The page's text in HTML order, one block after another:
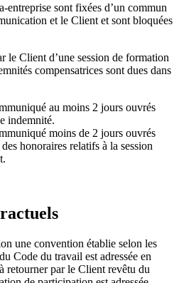
entreprise sont fixées d’un commun
et le Client et sont bloquées
le Client d’une session de formation
compensatrices sont dues dans
au moins 2 jours ouvrés
indemnité.
moins de 2 jours ouvrés
honoraires relatifs à la session
une convention établie selon les
Code du travail est adressée en
retourner par le Client revêtu du